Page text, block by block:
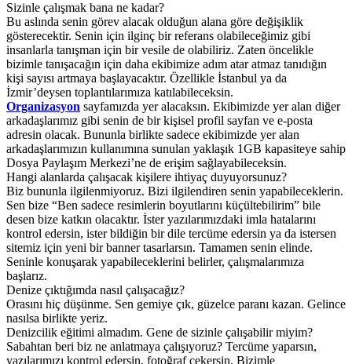
Sizinle çalışmak bana ne kadar?
Bu aslında senin görev alacak olduğun alana göre değişiklik
gösterecektir. Senin için ilginç bir referans olabileceğimiz gibi
insanlarla tanışman için bir vesile de olabiliriz. Zaten öncelikle
bizimle tanışacağın için daha ekibimize adım atar atmaz tanıdığın
kişi sayısı artmaya başlayacaktır. Özellikle İstanbul ya da
İzmir’deysen toplantılarımıza katılabileceksin.
Organizasyon sayfamızda yer alacaksın. Ekibimizde yer alan diğer
arkadaşlarımız gibi senin de bir kişisel profil sayfan ve e-posta
adresin olacak. Bununla birlikte sadece ekibimizde yer alan
arkadaşlarımızın kullanımına sunulan yaklaşık 1GB kapasiteye sahip
Dosya Paylaşım Merkezi’ne de erişim sağlayabileceksin.
Hangi alanlarda çalışacak kişilere ihtiyaç duyuyorsunuz?
Biz bununla ilgilenmiyoruz. Bizi ilgilendiren senin yapabileceklerin.
Sen bize “Ben sadece resimlerin boyutlarını küçültebilirim” bile
desen bize katkın olacaktır. İster yazılarımızdaki imla hatalarını
kontrol edersin, ister bildiğin bir dile tercüme edersin ya da istersen
sitemiz için yeni bir banner tasarlarsın. Tamamen senin elinde.
Seninle konuşarak yapabileceklerini belirler, çalışmalarımıza
başlarız.
Denize çıktığımda nasıl çalışacağız?
Orasını hiç düşünme. Sen gemiye çık, güzelce paranı kazan. Gelince
nasılsa birlikte yeriz.
Denizcilik eğitimi almadım. Gene de sizinle çalışabilir miyim?
Sabahtan beri biz ne anlatmaya çalışıyoruz? Tercüme yaparsın,
yazılarımızı kontrol edersin, fotoğraf çekersin. Bizimle